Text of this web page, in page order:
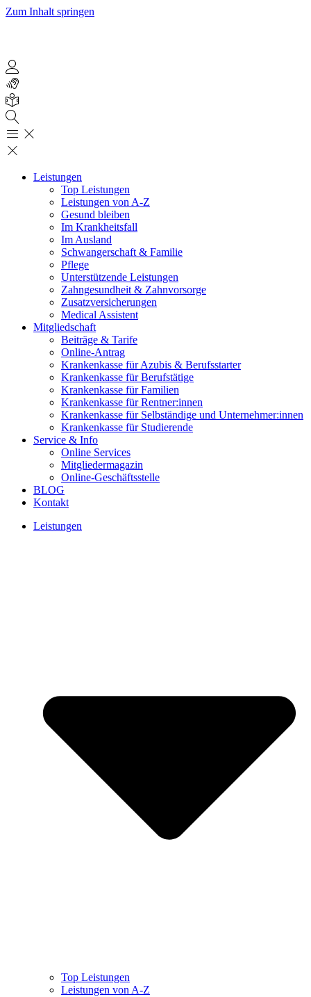
Zum Inhalt springen
Leistungen
Top Leistungen
Leistungen von A-Z
Gesund bleiben
Im Krankheitsfall
Im Ausland
Schwangerschaft & Familie
Pflege
Unterstützende Leistungen
Zahngesundheit & Zahnvorsorge
Zusatzversicherungen
Medical Assistent
Mitgliedschaft
Beiträge & Tarife
Online-Antrag
Krankenkasse für Azubis & Berufsstarter
Krankenkasse für Berufstätige
Krankenkasse für Familien
Krankenkasse für Rentner:innen
Krankenkasse für Selbständige und Unternehmer:innen
Krankenkasse für Studierende
Service & Info
Online Services
Mitgliedermagazin
Online-Geschäftsstelle
BLOG
Kontakt
Leistungen
Top Leistungen
Leistungen von A-Z